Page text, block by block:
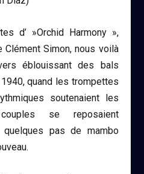
d’ »Orchid Harmony »,
Simon, nous voilà
éblouissant des bals
quand les trompettes
soutenaient les
se reposaient
quelques pas de mambo